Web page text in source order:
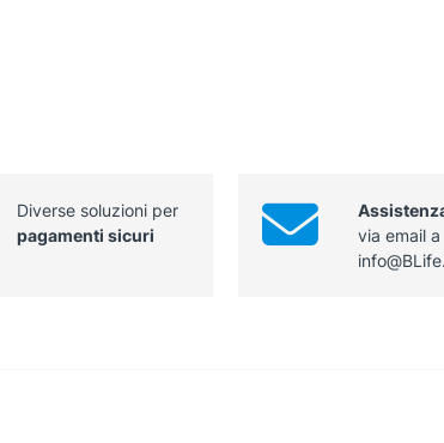
Diverse soluzioni per
pagamenti sicuri
via email a